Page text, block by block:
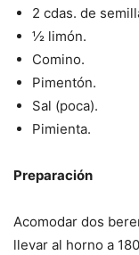
2 cdas. de
½ limón.
Comino.
Pimentón.
Sal (poca).
Pimienta.
Preparación
Acomodar dos
llevar al horno a